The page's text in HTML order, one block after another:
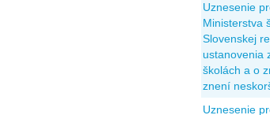
Uznesenie
Ministerstva
Slovenskej
ustanovenia
školách a o
znení
Uznesenie